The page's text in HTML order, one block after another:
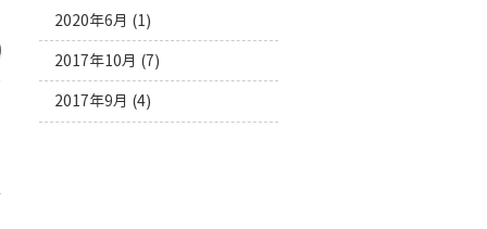
2020年6月 (1)
2017年10月 (7)
2017年9月 (4)